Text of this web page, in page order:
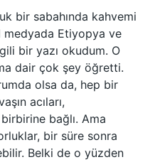
bir sabahında kahvemi
medyada Etiyopya ve
bir yazı okudum. O
dair çok şey öğretti.
olsa da, hep bir
acıları,
bağlı. Ama
bir süre sonra
Belki de o yüzden